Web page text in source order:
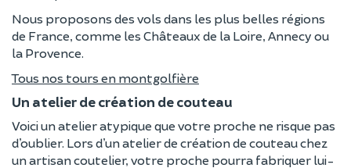
Nous proposons des vols dans les plus belles régions
de France, comme les Châteaux de la Loire, Annecy ou
la Provence.
Tous nos tours en montgolfière
Un atelier de création de couteau
Voici un atelier atypique que votre proche ne risque pas
d’oublier. Lors d’un atelier de création de couteau chez
un artisan coutelier, votre proche pourra fabriquer lui-